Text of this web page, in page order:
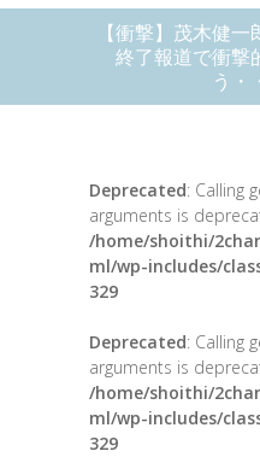
【衝撃】茂木健一
終了報道で衝撃
う・
Deprecated: Calling
arguments is
/home/shoithi/
ml/wp-includes/
329
Deprecated: Calling
arguments is
/home/shoithi/
ml/wp-includes/
329